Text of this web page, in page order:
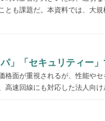
とも課題だ。本資料では、大
」「セキュリティー」
格面が重視されるが、性能や
速回線にも対応した法人向け